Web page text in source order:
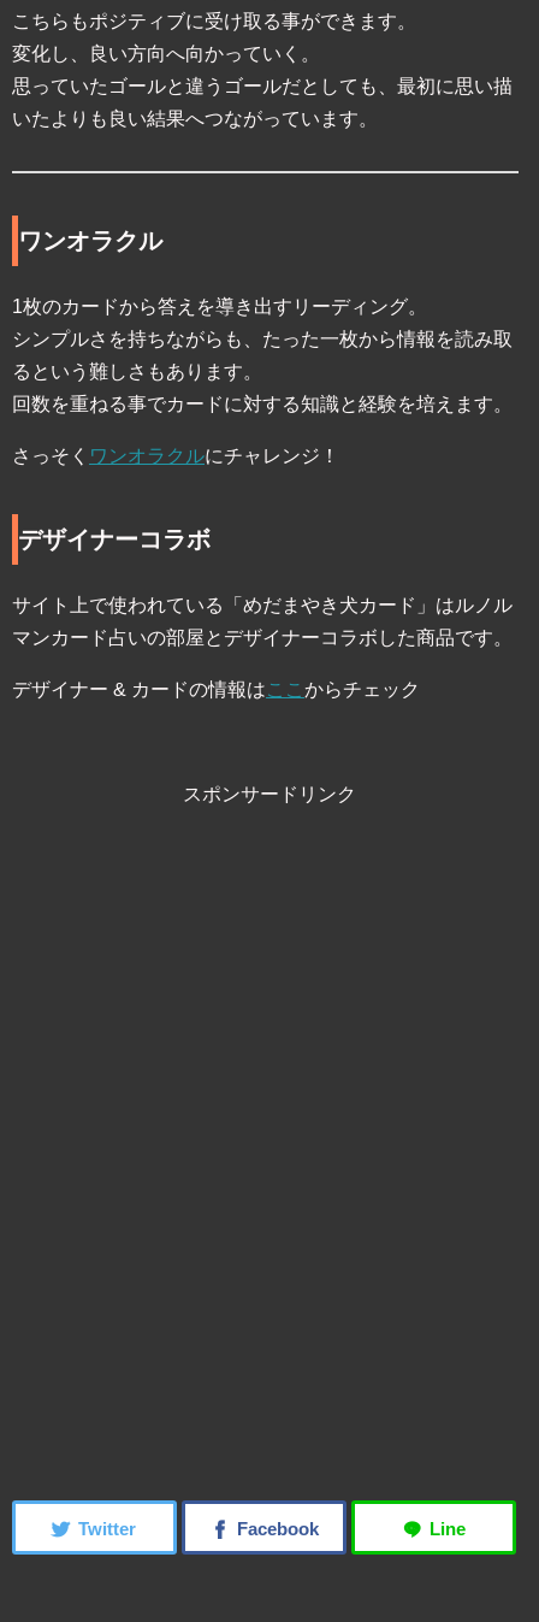
こちらもポジティブに受け取る事ができます。
変化し、良い方向へ向かっていく。
思っていたゴールと違うゴールだとしても、最初に思い描
いたよりも良い結果へつながっています。
ワンオラクル
1枚のカードから答えを導き出すリーディング。
シンプルさを持ちながらも、たった一枚から情報を読み取
るという難しさもあります。
回数を重ねる事でカードに対する知識と経験を培えます。
さっそく ワンオラクルにチャレンジ！
デザイナーコラボ
サイト上で使われている「めだまやき犬カード」はルノル
マンカード占いの部屋とデザイナーコラボした商品です。
デザイナー & カードの情報はここ からチェック
スポンサードリンク